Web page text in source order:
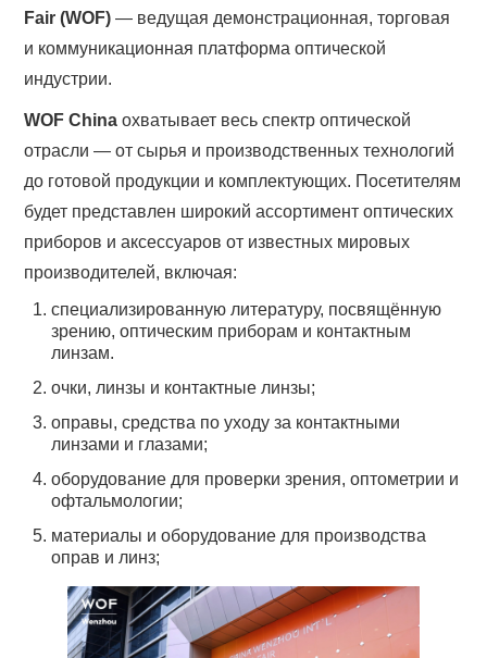
Fair (WOF) — ведущая демонстрационная, торговая
и коммуникационная платформа оптической
индустрии.
WOF China охватывает весь спектр оптической
отрасли — от сырья и производственных технологий
до готовой продукции и комплектующих. Посетителям
будет представлен широкий ассортимент оптических
приборов и аксессуаров от известных мировых
производителей, включая:
специализированную литературу, посвящённую
зрению, оптическим приборам и контактным
линзам.
очки, линзы и контактные линзы;
оправы, средства по уходу за контактными
линзами и глазами;
оборудование для проверки зрения, оптометрии и
офтальмологии;
материалы и оборудование для производства
оправ и линз;